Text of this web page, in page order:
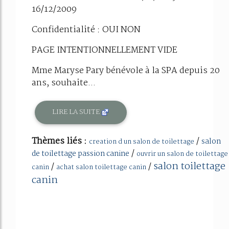
16/12/2009
Confidentialité : OUI NON
PAGE INTENTIONNELLEMENT VIDE
Mme Maryse Pary bénévole à la SPA depuis 20
ans, souhaite...
LIRE LA SUITE
Thèmes liés : creation d un salon de toilettage /salon
de toilettage passion canine / ouvrir un salon de toilettage
canin/ achat salon toilettage canin/salon toilettage
canin